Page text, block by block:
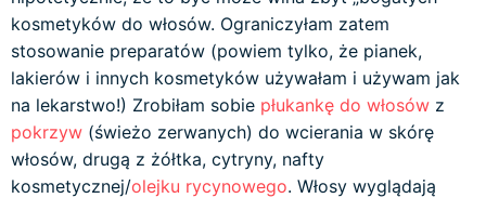
kosmetyków do włosów. Ograniczyłam zatem
stosowanie preparatów (powiem tylko, że pianek,
lakierów i innych kosmetyków używałam i używam jak
na lekarstwo!) Zrobiłam sobie płukankę do włosów z
pokrzyw (świeżo zerwanych) do wcierania w skórę
włosów, drugą z żółtka, cytryny, nafty
kosmetycznej/olejku rycynowego. Włosy wyglądają